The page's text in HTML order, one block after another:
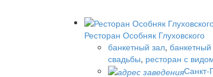
Ресторан Особняк Глуховского
банкетный зал,
свадьбы, ресторан с
Санкт-